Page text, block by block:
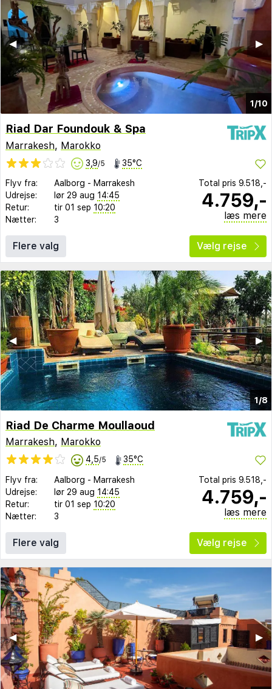
1/10
▶︎
◀︎
Riad Dar Foundouk & Spa
Marrakesh, Marokko
3,9/5 35°C
Flyv fra: Aalborg - Marrakesh
Udrejse:
lør 29 aug 14:45
Retur:
tir 01 sep 10:20
Nætter:
3
Total pris 9.518,-
4.759,-
læs mere
Flere valg Vælg rejse
1/8
▶︎
◀︎
Riad De Charme Moullaoud
Marrakesh, Marokko
4,5/5 35°C
Flyv fra: Aalborg - Marrakesh
Udrejse:
lør 29 aug 14:45
Retur:
tir 01 sep 10:20
Nætter:
3
Total pris 9.518,-
4.759,-
læs mere
Flere valg Vælg rejse
▶︎
◀︎